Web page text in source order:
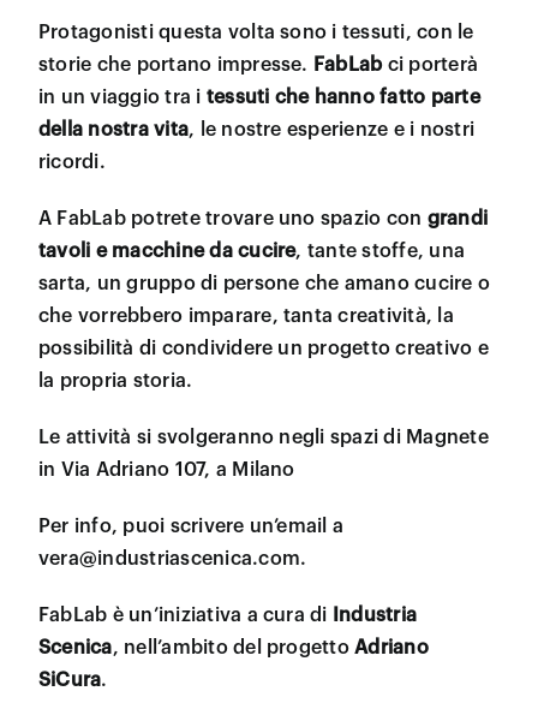
Protagonisti questa volta sono i tessuti, con le
storie che portano impresse.
FabLabci porterà
in un viaggio tra i tessuti che hanno fatto parte
della nostra vita, le nostre esperienze e i nostri
ricordi.
A FabLab potrete trovare uno spazio con grandi
tavoli e macchine da cucire, tante stoffe, una
sarta, un gruppo di persone che amano cucire o
che vorrebbero imparare, tanta creatività, la
possibilità di condividere un progetto creativo e
la propria storia.
Le attività si svolgeranno negli spazi di Magnete
in Via Adriano 107, a Milano
Per info, puoi scrivere un’email a
vera@industriascenica.com.
FabLab è un’iniziativa a cura di
Industria
Scenica, nell’ambito del progettoAdriano
SiCura.